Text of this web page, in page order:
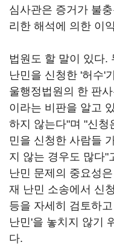
심사관은 증거가 불
리한 해석에 의한 이
법원도 할 말이 있다.
난민을 신청한 '허수'
울행정법원의 한 판
이라는 비판을 알고
하지 않는다"며 "신청
민을 신청한 사람들
지 않는 경우도 많다"
난민 문제의 중요성
재 난민 소송에서 신
등을 자세히 검토하
난민'을 놓치지 않기
다.